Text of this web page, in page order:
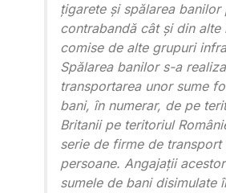
țigarete și spălarea
contrabandă cât și din alte
comise de alte grupuri
Spălarea banilor s-a
transportarea unor sume
bani, în numerar, de pe
Britanii pe teritoriul
serie de firme de transport
persoane. Angajații
sumele de bani disimulate